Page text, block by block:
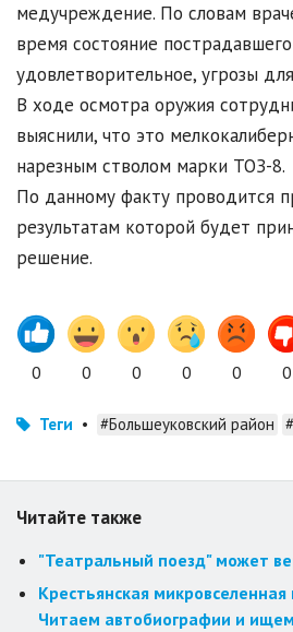
медучреждение. По словам
время состояние
удовлетворительное, угрозы
В ходе осмотра оружия
выяснили, что это
нарезным стволом марки ТОЗ-8.
По данному факту проводится
результатам которой будет
решение.
0 0 0 0 0 0
Теги • #Большеуковский район
Читайте также
"Театральный поезд" может
Крестьянская микровселенная
Читаем автобиографии и